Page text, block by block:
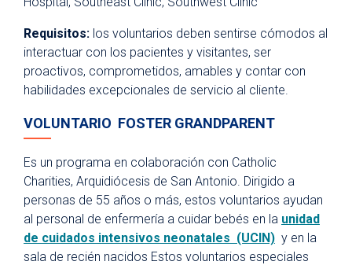
Requisitos: los voluntarios deben sentirse cómodos al
interactuar con los pacientes y visitantes, ser
proactivos, comprometidos, amables y contar con
habilidades excepcionales de servicio al cliente.
VOLUNTARIO FOSTER GRANDPARENT
Es un programa en colaboración con Catholic
Charities, Arquidiócesis de San Antonio. Dirigido a
personas de 55 años o más, estos voluntarios ayudan
al personal de enfermería a cuidar bebés en la unidad
de cuidados intensivos neonatales (UCIN) y en la
sala de recién nacidos Estos voluntarios especiales